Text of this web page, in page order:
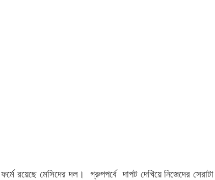
রয়েছে মেসিদের দল। গ্রুপপর্বে দাপট দেখিয়ে নিজেদের